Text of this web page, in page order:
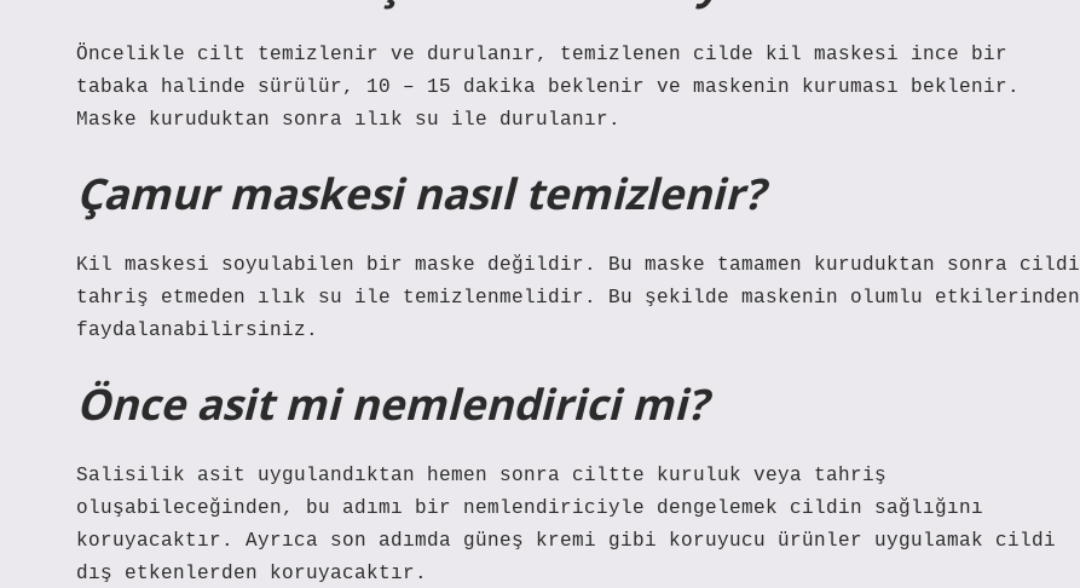
Öncelikle cilt temizlenir ve durulanır, temizlenen cilde kil maskesi ince bir
tabaka halinde sürülür, 10 – 15 dakika beklenir ve maskenin kuruması beklenir.
Maske kuruduktan sonra ılık su ile durulanır.
Çamur maskesi nasıl temizlenir?
Kil maskesi soyulabilen bir maske değildir. Bu maske tamamen kuruduktan sonra cildi
tahriş etmeden ılık su ile temizlenmelidir. Bu şekilde maskenin olumlu etkilerinden
faydalanabilirsiniz.
Önce asit mi nemlendirici mi?
Salisilik asit uygulandıktan hemen sonra ciltte kuruluk veya tahriş
oluşabileceğinden, bu adımı bir nemlendiriciyle dengelemek cildin sağlığını
koruyacaktır. Ayrıca son adımda güneş kremi gibi koruyucu ürünler uygulamak cildi
dış etkenlerden koruyacaktır.